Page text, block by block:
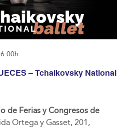
– Tchaikovsky National
de Ferias y Congresos de
Ortega y Gasset, 201,